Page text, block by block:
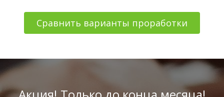
Сравнить варианты проработки